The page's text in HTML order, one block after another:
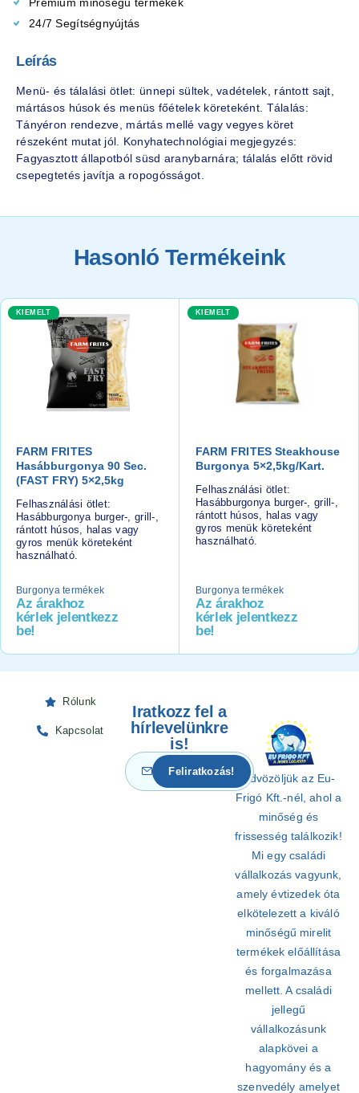
24/7 Segítségnyújtás
Leírás
Menü- és tálalási ötlet: ünnepi sültek, vadételek, rántott sajt,
mártásos húsok és menüs főételek köreteként. Tálalás:
Tányéron rendezve, mártás mellé vagy vegyes köret
részeként mutat jól. Konyhatechnológiai megjegyzés:
Fagyasztott állapotból süsd aranybarnára; tálalás előtt rövid
csepegtetés javítja a ropogósságot.
Hasonló Termékeink
KIEMELT
FARM FRITES
Hasábburgonya 90 Sec.
(FAST FRY) 5×2,5kg
Felhasználási ötlet:
Hasábburgonya burger-, grill-,
rántott húsos, halas vagy
gyros menük köreteként
használható.
Burgonya termékek
Az árakhoz
kérlek jelentkezz
be!
KIEMELT
FARM FRITES Steakhouse
Burgonya 5×2,5kg/kart.
Felhasználási ötlet:
Hasábburgonya burger-, grill-,
rántott húsos, halas vagy
gyros menük köreteként
használható.
Burgonya termékek
Az árakhoz
kérlek jelentkezz
be!
Rólunk
Kapcsolat
Üdvözöljük az Eu-
Frigó Kft.-nél, ahol a
minőség és
frissesség találkozik!
Mi egy családi
vállalkozás vagyunk,
amely évtizedek óta
elkötelezett a kiváló
minőségű mirelit
termékek előállítása
és forgalmazása
mellett. A családi
jellegű
vállalkozásunk
alapkövei a
hagyomány és a
szenvedély amelyet
Iratkozz fel a
hírlevelünkre
is!